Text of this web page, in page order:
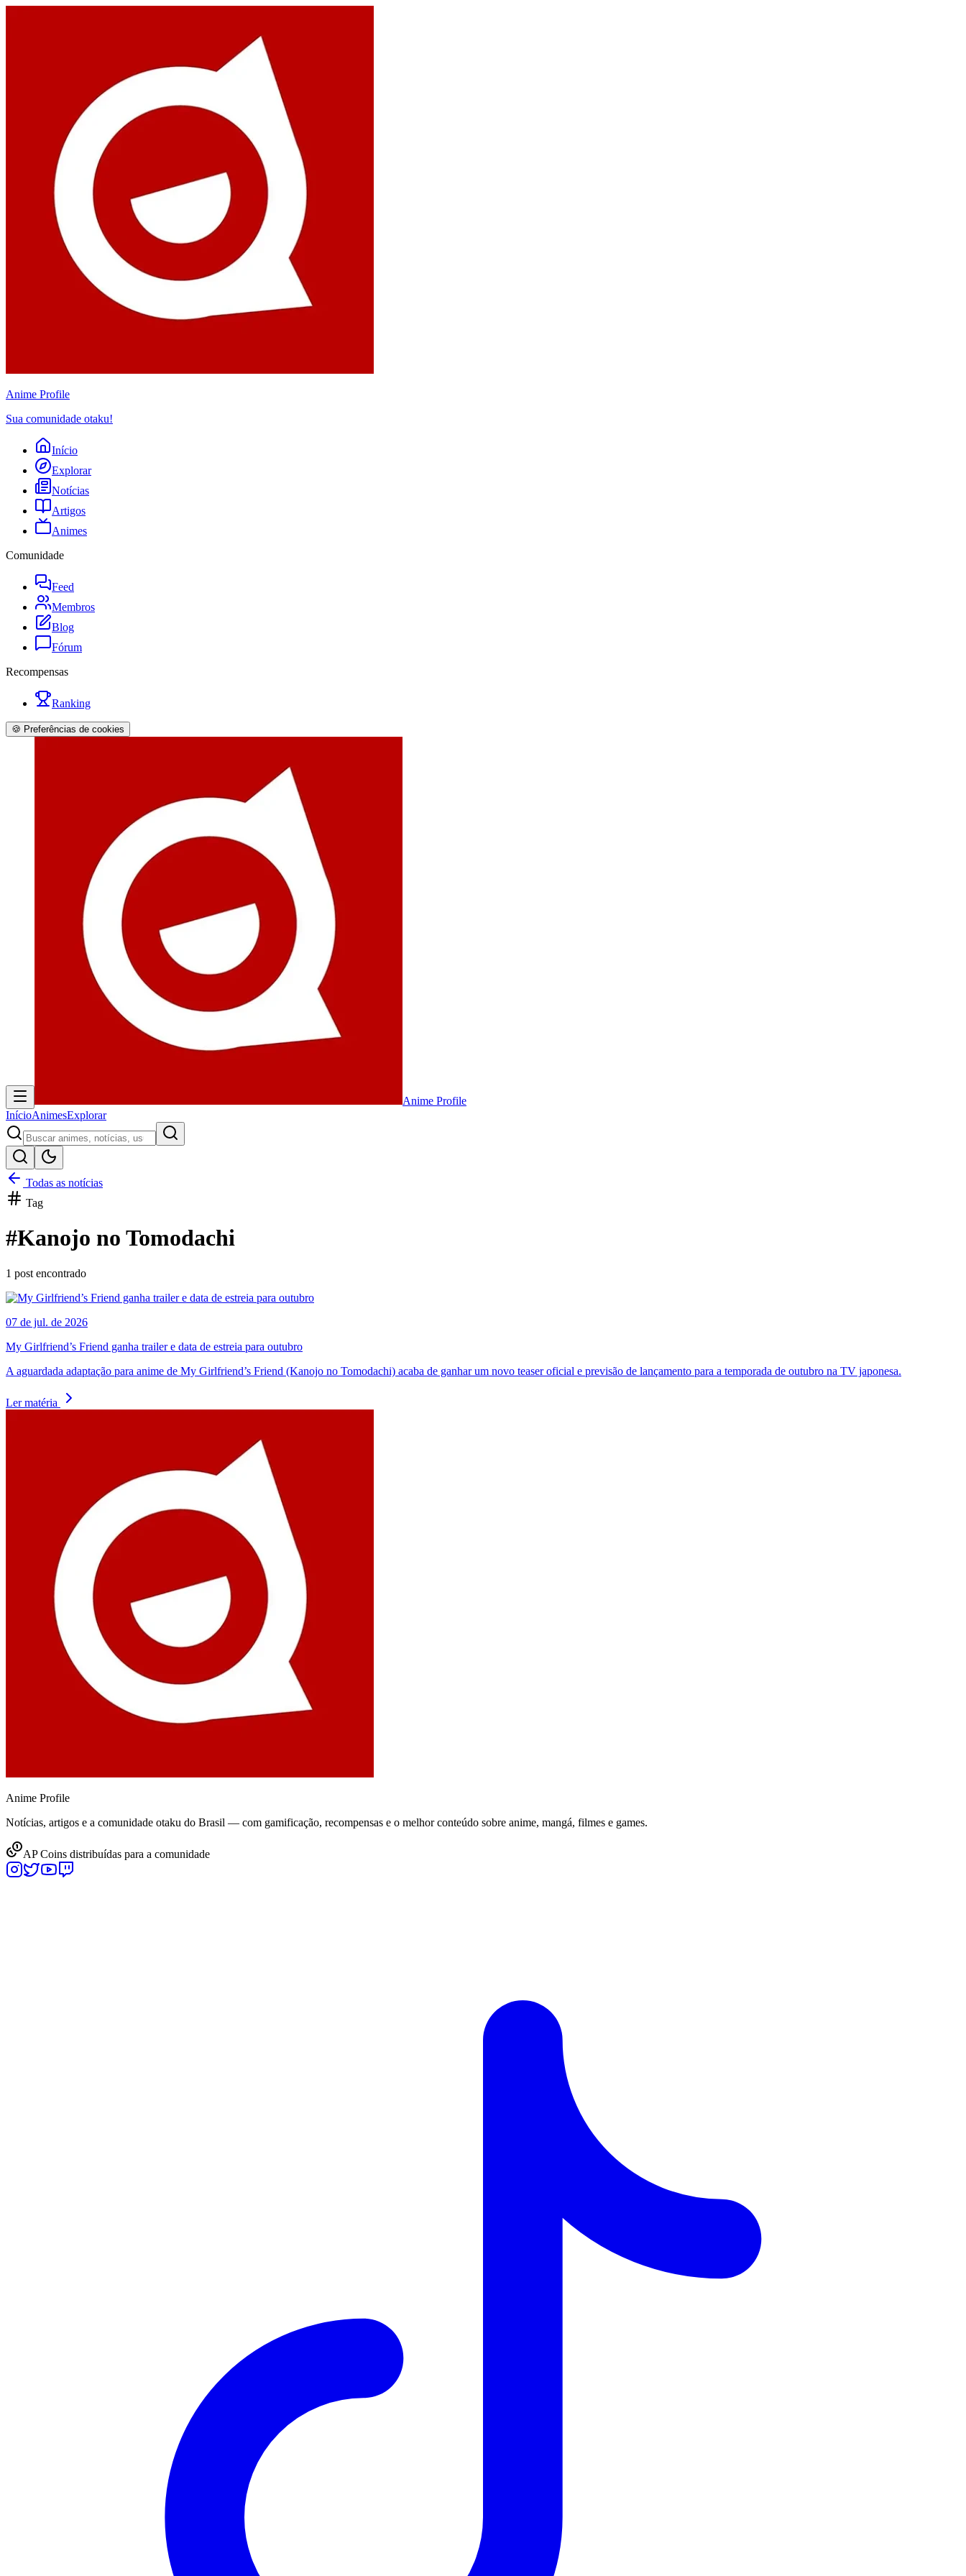
Anime Profile
Sua comunidade otaku!
Início
Explorar
Notícias
Artigos
Animes
Comunidade
Feed
Membros
Blog
Fórum
Recompensas
Ranking
🍪 Preferências de cookies
Anime Profile
InícioAnimesExplorar
Todas as notícias
Tag
#Kanojo no Tomodachi
1 post encontrado
07 de jul. de 2026
My Girlfriend’s Friend ganha trailer e data de estreia para outubro
A aguardada adaptação para anime de My Girlfriend’s Friend (Kanojo no Tomodachi) acaba de ganhar um novo teaser oficial e previsão de lançamento para a temporada de outubro na TV japonesa.
Ler matéria
Anime Profile
Notícias, artigos e a comunidade otaku do Brasil — com gamificação, recompensas e o melhor conteúdo sobre anime, mangá, filmes e games.
AP Coins distribuídas para a comunidade